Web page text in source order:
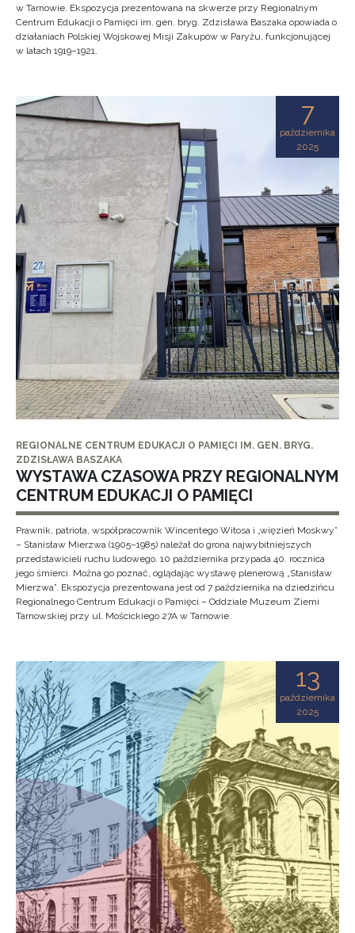
w Tarnowie. Ekspozycja prezentowana na skwerze przy Regionalnym
Centrum Edukacji o Pamięci im. gen. bryg. Zdzisława Baszaka opowiada o
działaniach Polskiej Wojskowej Misji Zakupów w Paryżu, funkcjonującej
w latach 1919–1921.
7
października
2025
REGIONALNE CENTRUM EDUKACJI O PAMIĘCI IM. GEN. BRYG.
ZDZISŁAWA BASZAKA
WYSTAWA CZASOWA PRZY REGIONALNYM
CENTRUM EDUKACJI O PAMIĘCI
Prawnik, patriota, współpracownik Wincentego Witosa i „więzień Moskwy”
– Stanisław Mierzwa (1905–1985) należał do grona najwybitniejszych
przedstawicieli ruchu ludowego. 10 października przypada 40. rocznica
jego śmierci. Można go poznać, oglądając wystawę plenerową „Stanisław
Mierzwa”. Ekspozycja prezentowana jest od 7 października na dziedzińcu
Regionalnego Centrum Edukacji o Pamięci – Oddziale Muzeum Ziemi
Tarnowskiej przy ul. Mościckiego 27A w Tarnowie.
13
października
2025